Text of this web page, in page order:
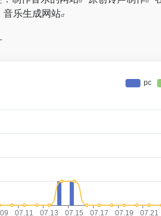
音乐生成网站